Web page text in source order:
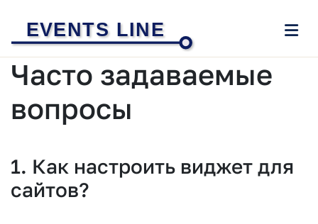
EVENTS LINE
Часто задаваемые
вопросы
1. Как настроить виджет для
сайтов?